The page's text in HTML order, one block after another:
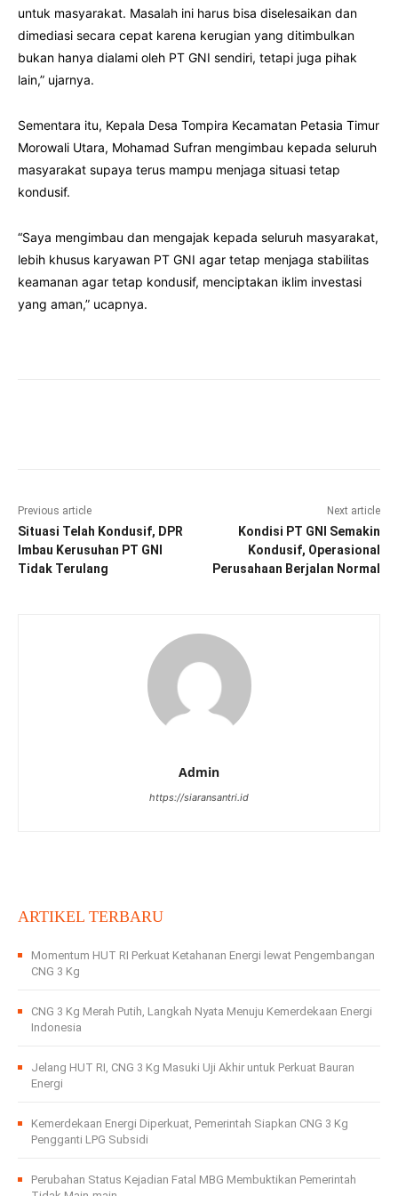
untuk masyarakat. Masalah ini harus bisa diselesaikan dan
dimediasi secara cepat karena kerugian yang ditimbulkan
bukan hanya dialami oleh PT GNI sendiri, tetapi juga pihak
lain,” ujarnya.
Sementara itu, Kepala Desa Tompira Kecamatan Petasia Timur
Morowali Utara, Mohamad Sufran mengimbau kepada seluruh
masyarakat supaya terus mampu menjaga situasi tetap
kondusif.
“Saya mengimbau dan mengajak kepada seluruh masyarakat,
lebih khusus karyawan PT GNI agar tetap menjaga stabilitas
keamanan agar tetap kondusif, menciptakan iklim investasi
yang aman,” ucapnya.
Previous article
Situasi Telah Kondusif, DPR
Imbau Kerusuhan PT GNI
Tidak Terulang
Next article
Kondisi PT GNI Semakin
Kondusif, Operasional
Perusahaan Berjalan Normal
Admin
https://siaransantri.id
ARTIKEL TERBARU
Momentum HUT RI Perkuat Ketahanan Energi lewat Pengembangan
CNG 3 Kg
CNG 3 Kg Merah Putih, Langkah Nyata Menuju Kemerdekaan Energi
Indonesia
Jelang HUT RI, CNG 3 Kg Masuki Uji Akhir untuk Perkuat Bauran
Energi
Kemerdekaan Energi Diperkuat, Pemerintah Siapkan CNG 3 Kg
Pengganti LPG Subsidi
Perubahan Status Kejadian Fatal MBG Membuktikan Pemerintah